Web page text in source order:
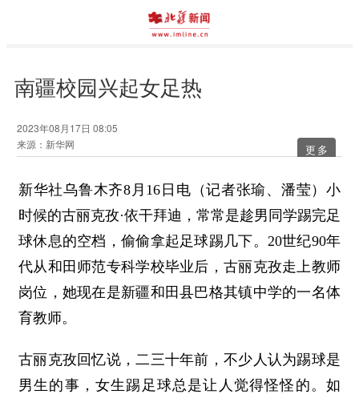
南疆校园兴起女足热
2023年08月17日 08:05
来源：新华网
更多
新华社乌鲁木齐8月16日电（记者张瑜、潘莹）小
时候的古丽克孜·依干拜迪，常常是趁男同学踢完足
球休息的空档，偷偷拿起足球踢几下。20世纪90年
代从和田师范专科学校毕业后，古丽克孜走上教师
岗位，她现在是新疆和田县巴格其镇中学的一名体
育教师。
古丽克孜回忆说，二三十年前，不少人认为踢球是
男生的事，女生踢足球总是让人觉得怪怪的。如